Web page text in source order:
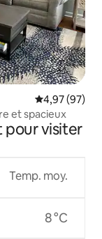
Évaluation
4,97 (97)
et spacieux
pour visiter
Temp. moy.
8 °C